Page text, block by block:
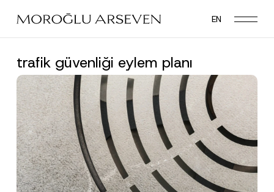
main
EN
trafik güvenliği eylem planı